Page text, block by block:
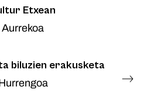
Etxean
Aurrekoa
biluzien erakusketa